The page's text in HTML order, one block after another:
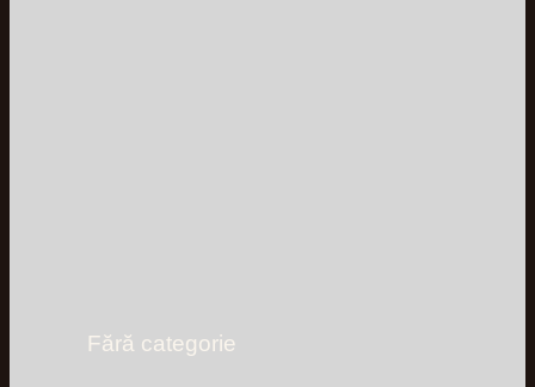
Fără categorie